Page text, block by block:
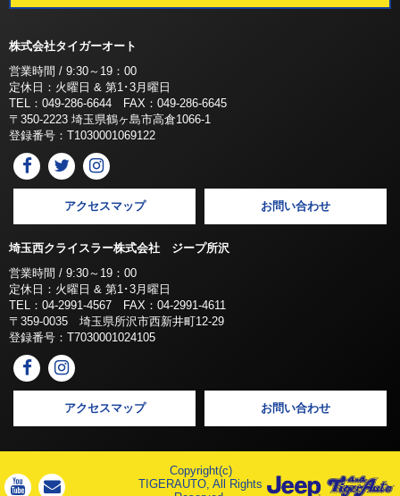
株式会社タイガーオート
営業時間 / 9:30～19：00
定休日：火曜日 & 第1･3月曜日
TEL：049-286-6644 FAX：049-286-6645
〒350-2223 埼玉県鶴ヶ島市高倉1066-1
登録番号：T1030001069122
アクセスマップ お問い合わせ
埼玉西クライスラー株式会社 ジープ所沢
営業時間 / 9:30～19：00
定休日：火曜日 & 第1･3月曜日
TEL：04-2991-4567 FAX：04-2991-4611
〒359-0035 埼玉県所沢市西新井町12-29
登録番号：T7030001024105
アクセスマップ お問い合わせ
Copyright(c)
TIGERAUTO, All Rights